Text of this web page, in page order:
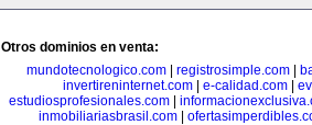
Otros dominios en venta:
mundotecnologico.com| registrosimple.com|
invertireninternet.com| e-calidad.com|
estudiosprofesionales.com|
inmobiliariasbrasil.com